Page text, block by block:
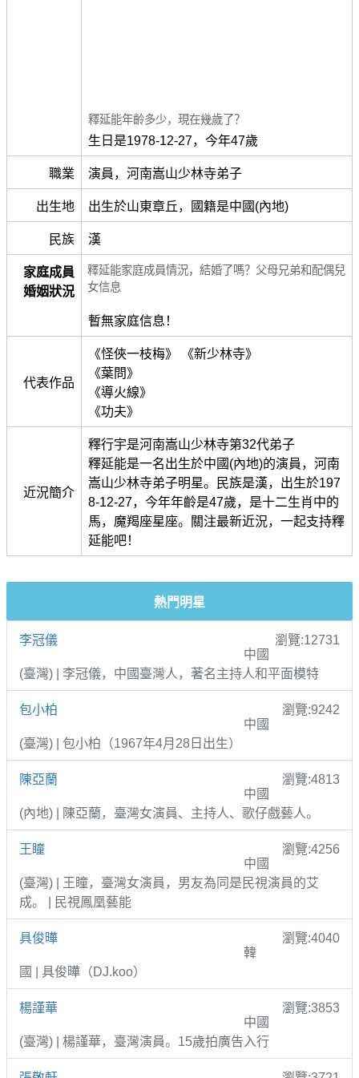
釋延能年齡多少，現在幾歲了？
生日是1978-12-27，今年47歲
職業 演員，河南嵩山少林寺弟子
出生地 出生於山東章丘，國籍是中國(內地)
民族 漢
家庭成員
婚姻狀況
釋延能家庭成員情況，結婚了嗎？父母兄弟和配偶兒
女信息
暫無家庭信息！
代表作品
《怪俠一枝梅》 《新少林寺》
《葉問》
《導火線》
《功夫》
近況簡介
釋行宇是河南嵩山少林寺第32代弟子
釋延能是一名出生於中國(內地)的演員，河南
嵩山少林寺弟子明星。民族是漢，出生於197
8-12-27，今年年齡是47歲，是十二生肖中的
馬，魔羯座星座。關注最新近況，一起支持釋
延能吧！
熱門明星
李冠儀
瀏覽:12731
中國
(臺灣) | 李冠儀，中國臺灣人，著名主持人和平面模特
包小柏
瀏覽:9242
中國
(臺灣) | 包小柏（1967年4月28日出生）
陳亞蘭
瀏覽:4813
中國
(內地) | 陳亞蘭，臺灣女演員、主持人、歌仔戲藝人。
王瞳
瀏覽:4256
中國
(臺灣) | 王瞳，臺灣女演員，男友為同是民視演員的艾
成。 | 民視鳳凰藝能
具俊曄
瀏覽:4040
韓
國 | 具俊曄（DJ.koo）
楊謹華
瀏覽:3853
中國
(臺灣) | 楊謹華，臺灣演員。15歲拍廣告入行